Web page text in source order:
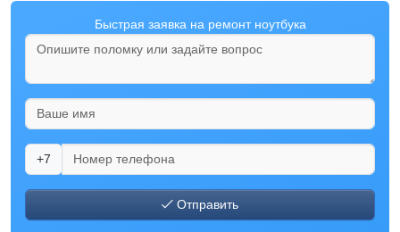
Быстрая заявка на ремонт ноутбука
+7
Отправить